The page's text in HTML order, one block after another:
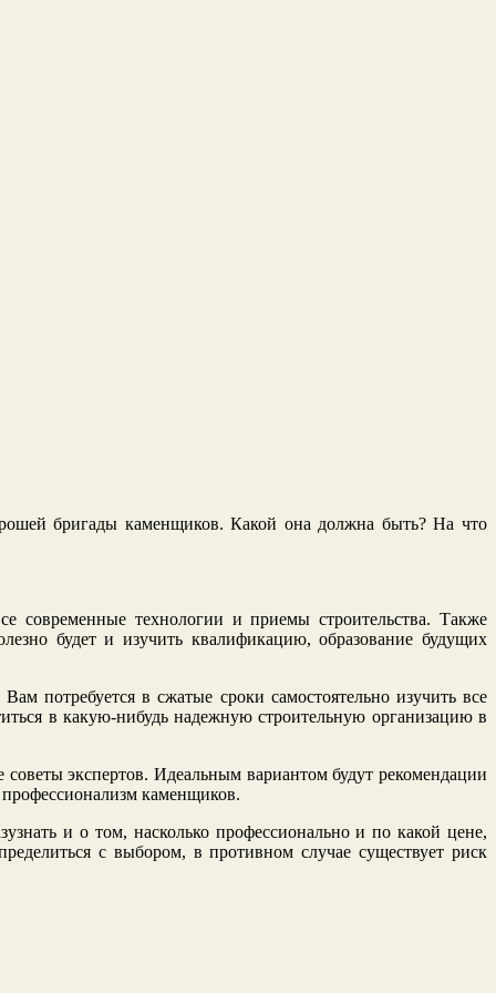
бригады каменщиков. Какой она должна быть? На что
технологии и приемы строительства. Также
будет и изучить квалификацию, образование будущих
потребуется в сжатые сроки самостоятельно изучить все
в какую-нибудь надежную строительную организацию в
экспертов. Идеальным вариантом будут рекомендации
каменщиков.
и о том, насколько профессионально и по какой цене,
с выбором, в противном случае существует риск